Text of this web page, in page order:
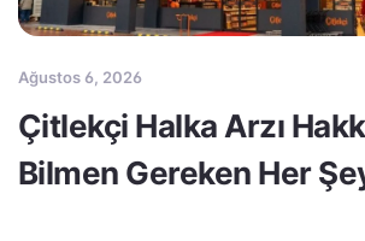
Ağustos 6, 2026
Çitlekçi Halka Arzı
Bilmen Gereken Her